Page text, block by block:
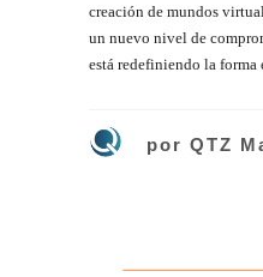
creación de mundos
un nuevo nivel de
está redefiniendo la forma
por QTZ